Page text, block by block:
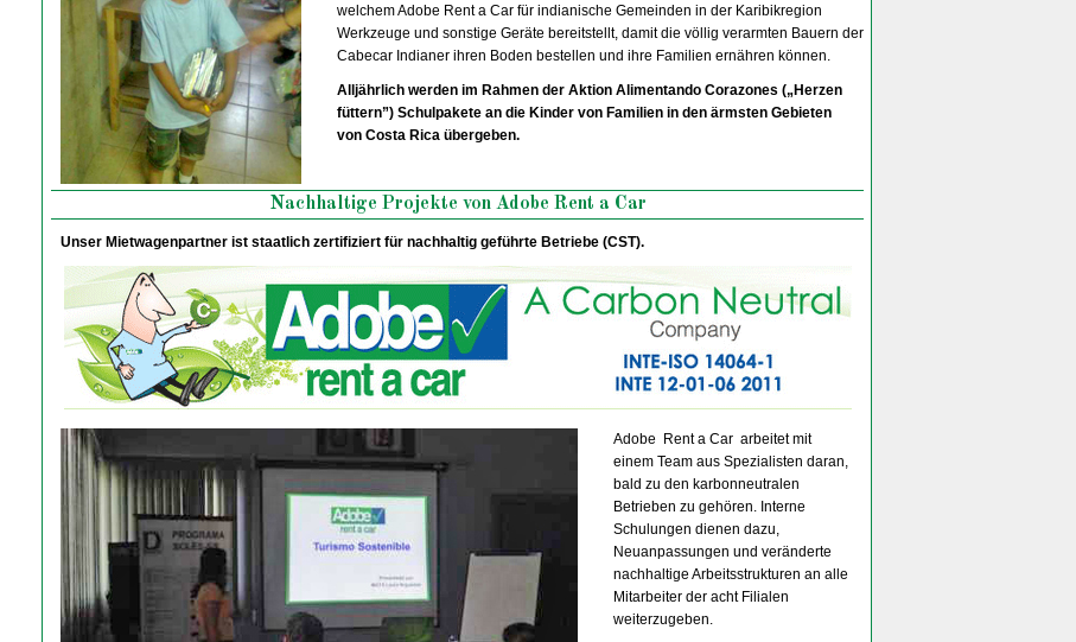
welchem Adobe Rent a Car für indianische Gemeinden in der Karibikregion
Werkzeuge und sonstige Geräte bereitstellt, damit die völlig verarmten Bauern der
Cabecar Indianer ihren Boden bestellen und ihre Familien ernähren können.
Alljährlich werden im Rahmen der Aktion Alimentando Corazones („Herzen
füttern”) Schulpakete an die Kinder von Familien in den ärmsten Gebieten
von Costa Rica übergeben.
Nachhaltige Projekte von Adobe Rent a Car
Unser Mietwagenpartner ist staatlich zertifiziert für nachhaltig geführte Betriebe (CST).
Adobe Rent a Car arbeitet mit
einem Team aus Spezialisten daran,
bald zu den karbonneutralen
Betrieben zu gehören. Interne
Schulungen dienen dazu,
Neuanpassungen und veränderte
nachhaltige Arbeitsstrukturen an alle
Mitarbeiter der acht Filialen
weiterzugeben.